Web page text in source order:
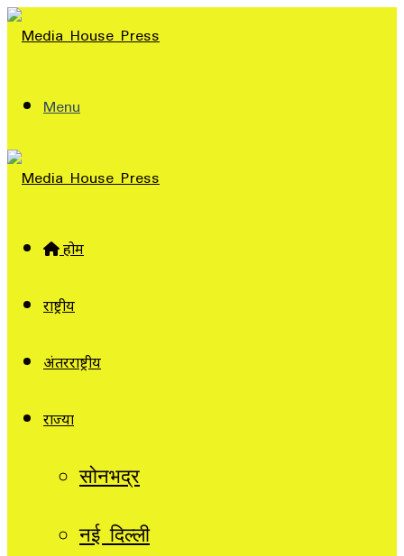
Menu
होम
राष्ट्रीय
अंतरराष्ट्रीय
राज्यों
सोनभद्र
नई दिल्ली